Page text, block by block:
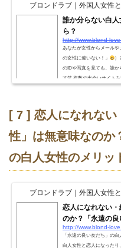
ブロンドラブ｜外国人女性
誰か分らない白
ら？
http://www.blond-
あなたが女性からメール
の女性に違いない！」
）
のIDや写真を見ても、誰か
す笑 複数の出会いサイト
汗 差出人の白人女性がだれ
[ 7 ] 恋人になれな
性」は無意味なのか
の白人女性のメリッ
ブロンドラブ｜外国人女性
恋人になれない
のか？「永遠の良
http://www.blond-
「永遠の良い友だち」の
白人女性と恋人になった